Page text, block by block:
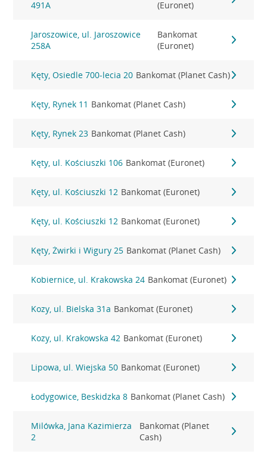
491A (Euronet)
Jaroszowice, ul. Jaroszowice
258A
Bankomat
(Euronet)
Kęty, Osiedle 700-lecia 20 Bankomat (Planet Cash)
Kęty, Rynek 11 Bankomat (Planet Cash)
Kęty, Rynek 23 Bankomat (Planet Cash)
Kęty, ul. Kościuszki 106 Bankomat (Euronet)
Kęty, ul. Kościuszki 12 Bankomat (Euronet)
Kęty, ul. Kościuszki 12 Bankomat (Euronet)
Kęty, Żwirki i Wigury 25 Bankomat (Planet Cash)
Kobiernice, ul. Krakowska 24 Bankomat (Euronet)
Kozy, ul. Bielska 31a Bankomat (Euronet)
Kozy, ul. Krakowska 42 Bankomat (Euronet)
Lipowa, ul. Wiejska 50 Bankomat (Euronet)
Łodygowice, Beskidzka 8 Bankomat (Planet Cash)
Milówka, Jana Kazimierza
2
Bankomat (Planet
Cash)